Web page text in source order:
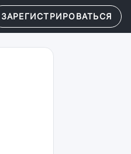
ЗАРЕГИСТРИРОВАТЬСЯ